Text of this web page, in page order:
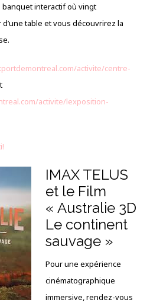
interactif où vingt
table et vous découvrirez la
activite/centre-
activite/lexposition-
IMAX TELUS
et le Film
« Australie 3D
Le continent
sauvage »
Pour une expérience
cinématographique
immersive, rendez-vous